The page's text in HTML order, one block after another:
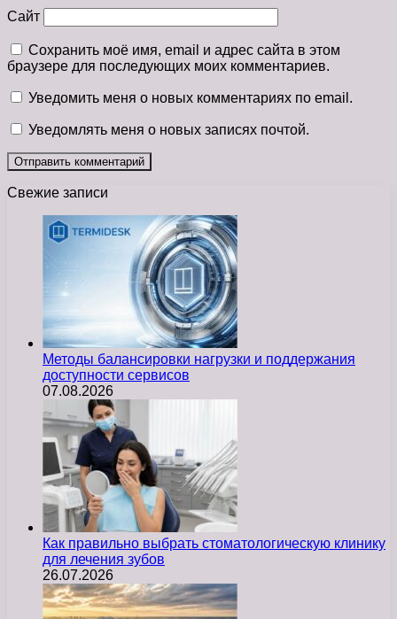
Сайт
Сохранить моё имя, email и адрес сайта в этом
браузере для последующих моих комментариев.
Уведомить меня о новых комментариях по email.
Уведомлять меня о новых записях почтой.
Свежие записи
Методы балансировки нагрузки и поддержания
доступности сервисов
07.08.2026
Как правильно выбрать стоматологическую клинику
для лечения зубов
26.07.2026